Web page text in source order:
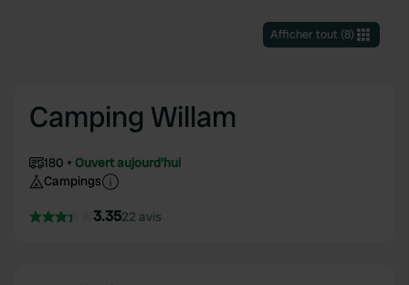
Afficher tout(8)
Camping Willam
180
Ouvert aujourd'hui
Campings
3.3522 avis